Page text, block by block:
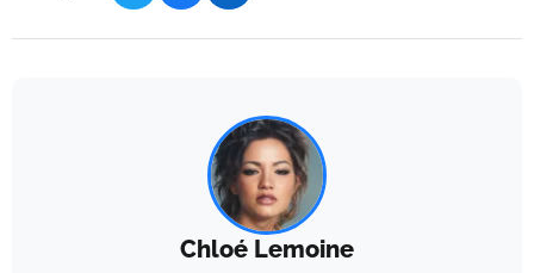
Chloé Lemoine